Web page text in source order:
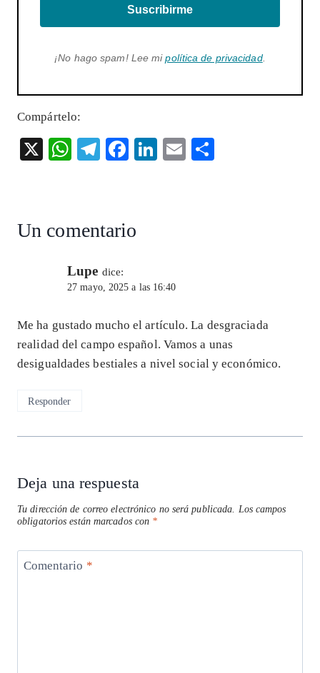
Suscribirme
¡No hago spam! Lee mipolítica de privacidad.
Compártelo:
X
W
p
p
T
m
F
o
Li E
Un comentario
Lupe dice:
27 mayo, 2025 a las 16:40
Me ha gustado mucho el artículo. La desgraciada
realidad del campo español. Vamos a unas
desigualdades bestiales a nivel social y económico.
Responder
Deja una respuesta
Tu dirección de correo electrónico no será publicada. Los campos
obligatorios están marcados con *
Comentario *